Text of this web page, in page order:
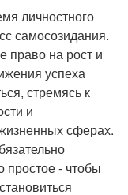
личностного
самосозидания.
право на рост и
успеха
стремясь к
и
сферах.
простое - чтобы